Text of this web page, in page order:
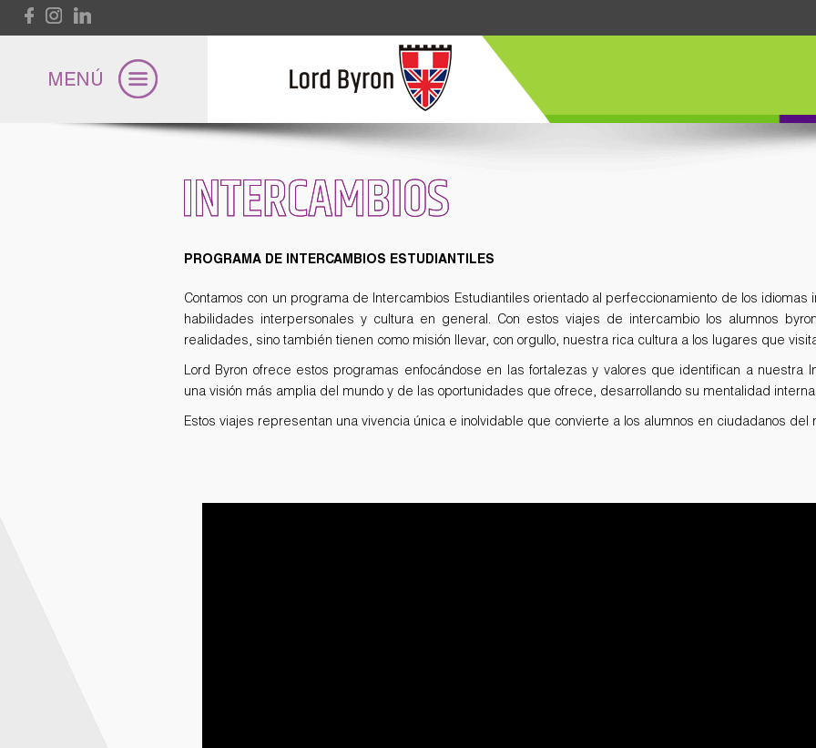
Pasar al contenido principal
INTERCAMBIOS
PROGRAMA DE INTERCAMBIOS ESTUDIANTILES
Contamos con un programa de Intercambios Estudiantiles orientado al perfeccionamiento de los
habilidades interpersonales y cultura en general. Con estos viajes de intercambio los alumnos
realidades, sino también tienen como misión llevar, con orgullo, nuestra rica cultura a los lugares que
Lord Byron ofrece estos programas enfocándose en las fortalezas y valores que identifican a nuestra
una visión más amplia del mundo y de las oportunidades que ofrece, desarrollando su mentalidad
Estos viajes representan una vivencia única e inolvidable que convierte a los alumnos en ciudadanos del